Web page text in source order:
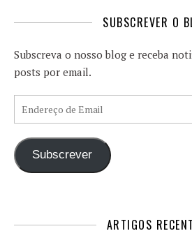
SUBSCREVER O
Subscreva o nosso blog e receba
posts por email.
Endereço de Email
Subscrever
ARTIGOS